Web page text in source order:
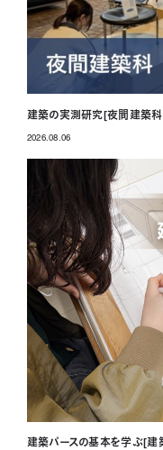
建築の実測研究[夜間建築科
2026.08.06
建築パースの基本を学ぶ[建